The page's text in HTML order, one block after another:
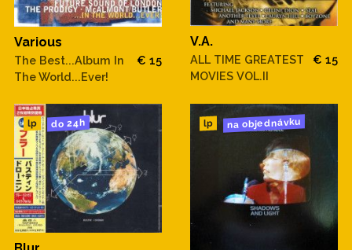
Various
The Best...Album In
The World...Ever!
€ 15
V.A.
ALL TIME GREATEST
MOVIES VOL.II
€ 15
lp do 24h lp na objednávku